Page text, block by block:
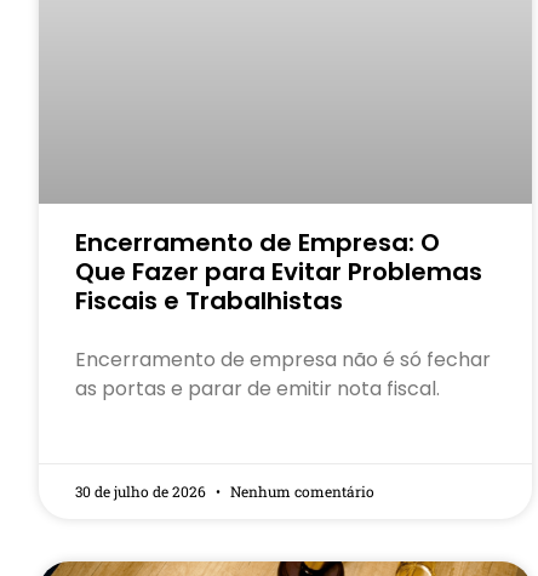
Encerramento de Empresa: O
Que Fazer para Evitar Problemas
Fiscais e Trabalhistas
Encerramento de empresa não é só fechar
as portas e parar de emitir nota fiscal.
30 de julho de 2026 Nenhum comentário